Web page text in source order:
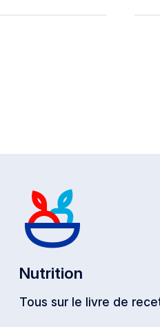
Nutrition
Tous sur le livre de